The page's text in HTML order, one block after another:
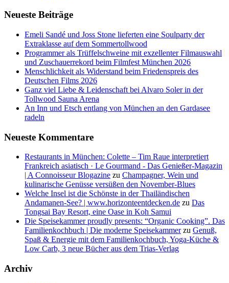
Neueste Beiträge
Emeli Sandé und Joss Stone lieferten eine Soulparty der
Extraklasse auf dem Sommertollwood
Programmer als Trüffelschweine mit exzellenter Filmauswahl
und Zuschauerrekord beim Filmfest München 2026
Menschlichkeit als Widerstand beim Friedenspreis des
Deutschen Films 2026
Ganz viel Liebe & Leidenschaft bei Alvaro Soler in der
Tollwood Sauna Arena
An Inn und Etsch entlang von München an den Gardasee
radeln
Neueste Kommentare
Restaurants in München: Colette – Tim Raue interpretiert
Frankreich asiatisch · Le Gourmand - Das Genießer-Magazin
| A Connoisseur Blogazine zu Champagner, Wein und
kulinarische Genüsse versüßen den November-Blues
Welche Insel ist die Schönste in der Thailändischen
Andamanen-See? | www.horizonteentdecken.de zu Das
Tongsai Bay Resort, eine Oase in Koh Samui
Die Speisekammer proudly presents: “Organic Cooking”. Das
Familienkochbuch | Die moderne Speisekammerzu Genuß,
Spaß & Energie mit dem Familienkochbuch, Yoga-Küche &
Low Carb, 3 neue Bücher aus dem Trias-Verlag
Archiv